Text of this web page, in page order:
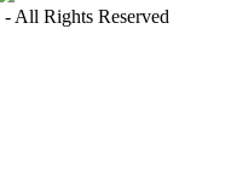
- All Rights Reserved